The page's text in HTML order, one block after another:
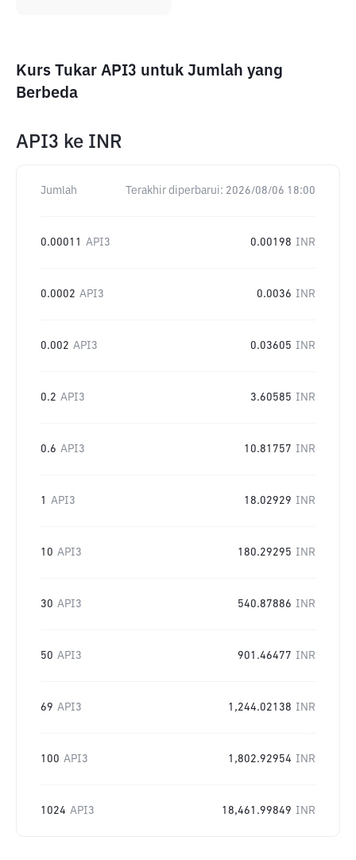
Kurs Tukar API3 untuk Jumlah yang
Berbeda
API3 ke INR
Jumlah Terakhir diperbarui: 2026/08/06 18:00
0.00011 API3 0.00198 INR
0.0002 API3 0.0036 INR
0.002 API3 0.03605 INR
0.2 API3 3.60585 INR
0.6 API3 10.81757 INR
1 API3 18.02929 INR
10 API3 180.29295 INR
30 API3 540.87886 INR
50 API3 901.46477 INR
69 API3 1,244.02138 INR
100 API3 1,802.92954 INR
1024 API3 18,461.99849 INR